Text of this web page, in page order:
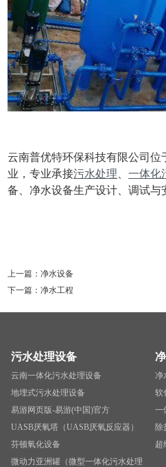
云南普优特环保科技有限公司位
业，专业承接污水处理 、一体化
备、净水设备生产设计、调试与
上一篇：净水设备
下一篇：净水工程
污水处理设备
云南一体化污水处理设备
地埋式污水处理设备
易游网页版-易游(中国)官方
UASB厌氧塔（UASB厌氧反应器）
芬顿氧化设备
微动力亚洲罐（微型一体化污水处理
净
软
一
除
超